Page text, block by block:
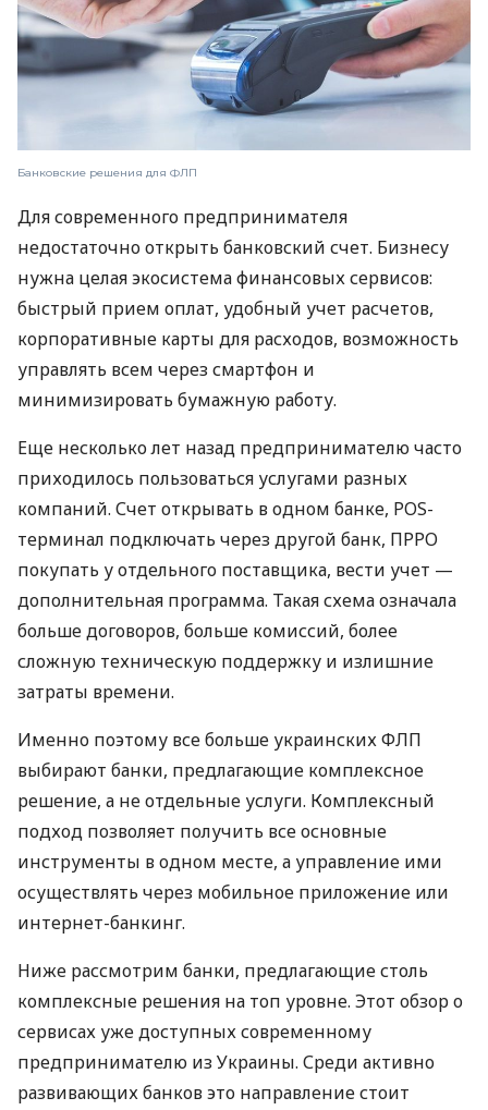
Банковские решения для ФЛП
Для современного предпринимателя
недостаточно открыть банковский счет. Бизнесу
нужна целая экосистема финансовых сервисов:
быстрый прием оплат, удобный учет расчетов,
корпоративные карты для расходов, возможность
управлять всем через смартфон и
минимизировать бумажную работу.
Еще несколько лет назад предпринимателю часто
приходилось пользоваться услугами разных
компаний. Счет открывать в одном банке, POS-
терминал подключать через другой банк, ПРРО
покупать у отдельного поставщика, вести учет —
дополнительная программа. Такая схема означала
больше договоров, больше комиссий, более
сложную техническую поддержку и излишние
затраты времени.
Именно поэтому все больше украинских ФЛП
выбирают банки, предлагающие комплексное
решение, а не отдельные услуги. Комплексный
подход позволяет получить все основные
инструменты в одном месте, а управление ими
осуществлять через мобильное приложение или
интернет-банкинг.
Ниже рассмотрим банки, предлагающие столь
комплексные решения на топ уровне. Этот обзор о
сервисах уже доступных современному
предпринимателю из Украины. Среди активно
развивающих банков это направление стоит